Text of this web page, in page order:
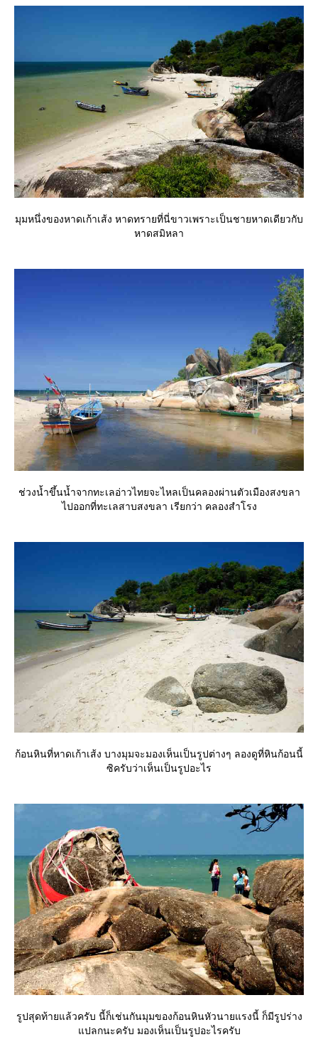
มุมหนึ่งของหาดเก้าเส้ง หาดทรายที่นี่ขาวเพราะเป็นชายหาดเดียวกับ
หาดสมิหลา
ช่วงน้ำขึ้นน้ำจากทะเลอ่าวไทยจะไหลเป็นคลองผ่านตัวเมืองสงขลา
ไปออกที่ทะเลสาบสงขลา เรียกว่า คลองสำโรง
ก้อนหินที่หาดเก้าเส้ง บางมุมจะมองเห็นเป็นรูปต่างๆ ลองดูที่หินก้อนนี้
ซิครับว่าเห็นเป็นรูปอะไร
รูปสุดท้ายแล้วครับ นี้ก็เช่นกันมุมของก้อนหินหัวนายแรงนี้ ก็มีรูปร่าง
ปลกนะครับ มองเห็นเป็นรูปอะไรครับ